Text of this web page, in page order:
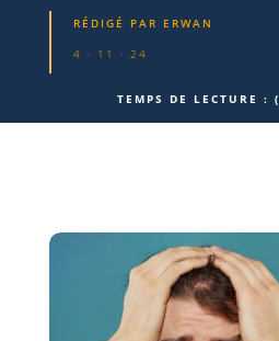
RÉDIGÉ PAR ERWAN
4 · 11 · 24
TEMPS DE LECTURE :